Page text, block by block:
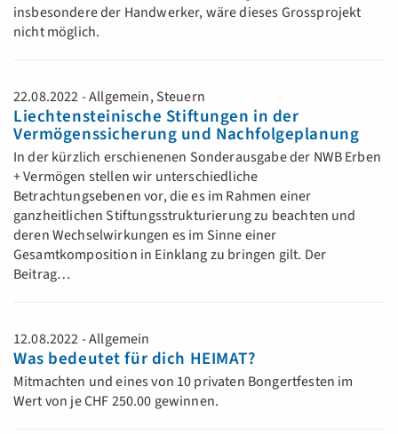
insbesondere der Handwerker, wäre dieses Grossprojekt
nicht möglich.
22.08.2022 - Allgemein, Steuern
Liechtensteinische Stiftungen in der
Vermögenssicherung und Nachfolgeplanung
In der kürzlich erschienenen Sonderausgabe der NWB Erben
+ Vermögen stellen wir unterschiedliche
Betrachtungsebenen vor, die es im Rahmen einer
ganzheitlichen Stiftungsstrukturierung zu beachten und
deren Wechselwirkungen es im Sinne einer
Gesamtkomposition in Einklang zu bringen gilt. Der
Beitrag…
12.08.2022 - Allgemein
Was bedeutet für dich HEIMAT?
Mitmachten und eines von 10 privaten Bongertfesten im
Wert von je CHF 250.00 gewinnen.